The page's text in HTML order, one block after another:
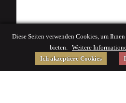
Diese Seiten verwenden Cookies, um
bieten. Weitere
Ich akzeptiere Cookies